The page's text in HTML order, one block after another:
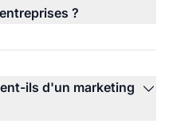
?
ils d'un marketing